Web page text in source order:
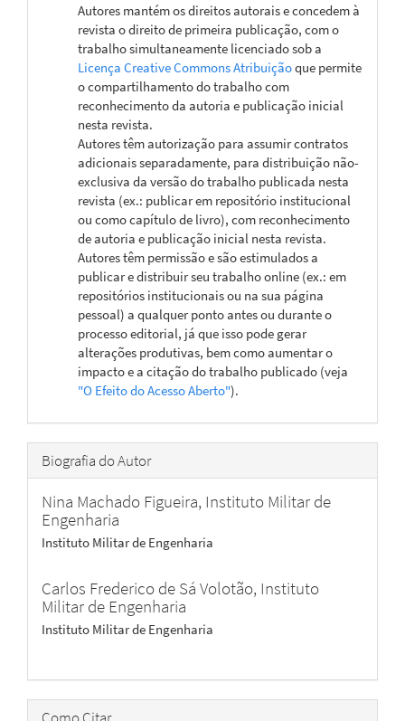
Autores mantém os direitos autorais e concedem à
revista o direito de primeira publicação, com o
trabalho simultaneamente licenciado sob a
Licença Creative Commons Atribuiçãoque permite
o compartilhamento do trabalho com
reconhecimento da autoria e publicação inicial
nesta revista.
Autores têm autorização para assumir contratos
adicionais separadamente, para distribuição não-
exclusiva da versão do trabalho publicada nesta
revista (ex.: publicar em repositório institucional
ou como capítulo de livro), com reconhecimento
de autoria e publicação inicial nesta revista.
Autores têm permissão e são estimulados a
publicar e distribuir seu trabalho online (ex.: em
repositórios institucionais ou na sua página
pessoal) a qualquer ponto antes ou durante o
processo editorial, já que isso pode gerar
alterações produtivas, bem como aumentar o
impacto e a citação do trabalho publicado (veja
"O Efeito do Acesso Aberto").
Biografia do Autor
Nina Machado Figueira, Instituto Militar de
Engenharia
Instituto Militar de Engenharia
Carlos Frederico de Sá Volotão, Instituto
Militar de Engenharia
Instituto Militar de Engenharia